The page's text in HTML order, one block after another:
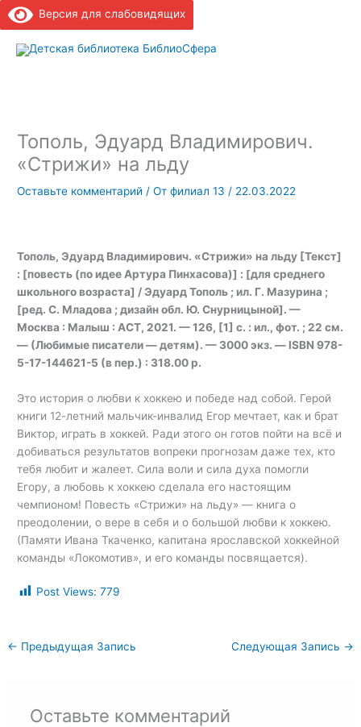
Версия для слабовидящих
Тополь, Эдуард Владимирович.
«Стрижи» на льду
Оставьте комментарий / Отфилиал 13/ 22.03.2022
Тополь, Эдуард Владимирович. «Стрижи» на льду [Текст]
: [повесть (по идее Артура Пинхасова)] : [для среднего
школьного возраста] / Эдуард Тополь ; ил. Г. Мазурина ;
[ред. С. Младова ; дизайн обл. Ю. Снурницыной]. —
Москва : Малыш : АСТ, 2021. — 126, [1] с. : ил., фот. ; 22 см.
— (Любимые писатели — детям). — 3000 экз. — ISBN 978-
5-17-144621-5 (в пер.) : 318.00 р.
Это история о любви к хоккею и победе над собой. Герой
книги 12-летний мальчик-инвалид Егор мечтает, как и брат
Виктор, играть в хоккей. Ради этого он готов пойти на всё и
добиваться результатов вопреки прогнозам даже тех, кто
тебя любит и жалеет. Сила воли и сила духа помогли
Егору, а любовь к хоккею сделала его настоящим
чемпионом! Повесть «Стрижи» на льду» — книга о
преодолении, о вере в себя и о большой любви к хоккею.
(Памяти Ивана Ткаченко, капитана ярославской хоккейной
команды «Локомотив», и его команды посвящается).
Post Views: 779
← Предыдущая Запись Следующая Запись →
Оставьте комментарий